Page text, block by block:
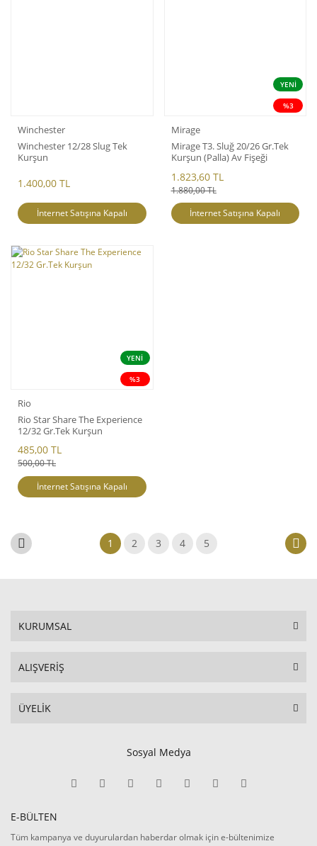
Winchester
Winchester 12/28 Slug Tek
Kurşun
1.400,00 TL
İnternet Satışına Kapalı
YENİ
%3
Mirage
Mirage T3. Sluğ 20/26 Gr.Tek
Kurşun (Palla) Av Fişeği
1.823,60 TL
1.880,00 TL
İnternet Satışına Kapalı
YENİ
%3
Rio
Rio Star Share The Experience
12/32 Gr.Tek Kurşun
485,00 TL
500,00 TL
İnternet Satışına Kapalı
1 2 3 4 5
KURUMSAL
ALIŞVERİŞ
ÜYELİK
Sosyal Medya
E-BÜLTEN
Tüm kampanya ve duyurulardan haberdar olmak için e-bültenimize